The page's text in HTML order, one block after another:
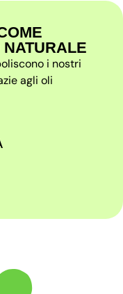
i nostri
agli oli